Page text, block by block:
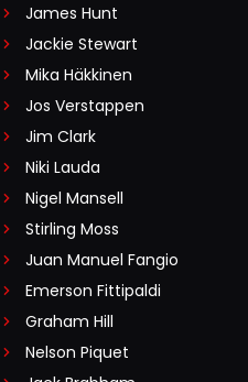
James Hunt
Jackie Stewart
Mika Häkkinen
Jos Verstappen
Jim Clark
Niki Lauda
Nigel Mansell
Stirling Moss
Juan Manuel Fangio
Emerson Fittipaldi
Graham Hill
Nelson Piquet